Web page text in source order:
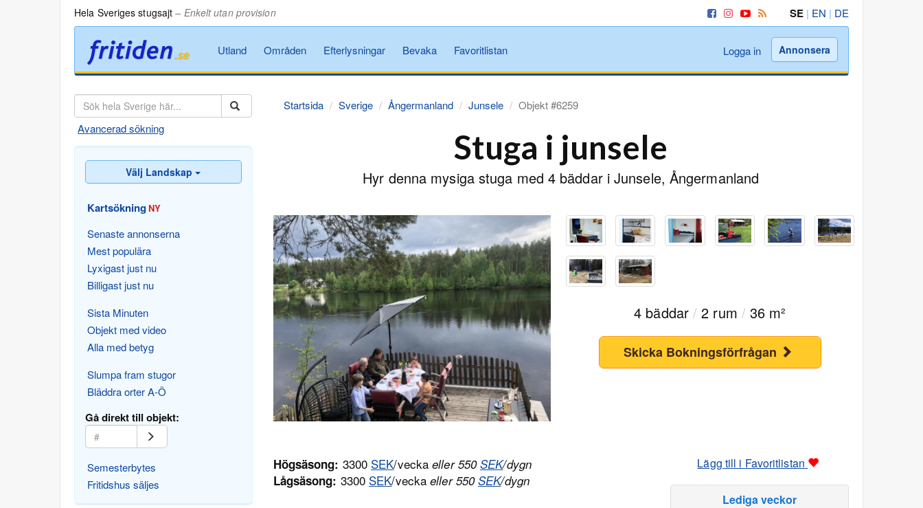
Hela Sveriges stugsajt– Enkelt utan provision SE | EN | DE
Utland Områden Efterlysningar Bevaka Favoritlistan Logga in Annonsera
Avancerad sökning
Välj Landskap
KartsökningNY
Senaste annonserna
Mest populära
Lyxigast just nu
Billigast just nu
Sista Minuten
Objekt med video
Alla med betyg
Slumpa fram stugor
Bläddra orter A-Ö
Gå direkt till objekt:
Semesterbytes
Fritidshus säljes
Startsida Sverige Ångermanland Junsele Objekt #6259
Stuga i junsele
Hyr denna mysiga stuga med 4 bäddar i Junsele, Ångermanland
4 bäddar/ 2 rum /36 m²
Skicka Bokningsförfrågan
Högsäsong: 3300 SEK/veckaeller 550SEK/dygn
Lågsäsong: 3300 SEK/veckaeller 550SEK/dygn
Lägg till i Favoritlistan
Lediga veckor